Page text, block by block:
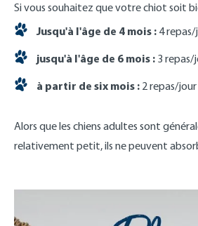
Si vous souhaitez que votre chiot soit
Jusqu'à l'âge de 4 mois : 4 repas/
jusqu'à l'âge de 6 mois : 3 repas/
à partir de six mois : 2 repas/jour
Alors que les chiens adultes sont
relativement petit, ils ne peuvent